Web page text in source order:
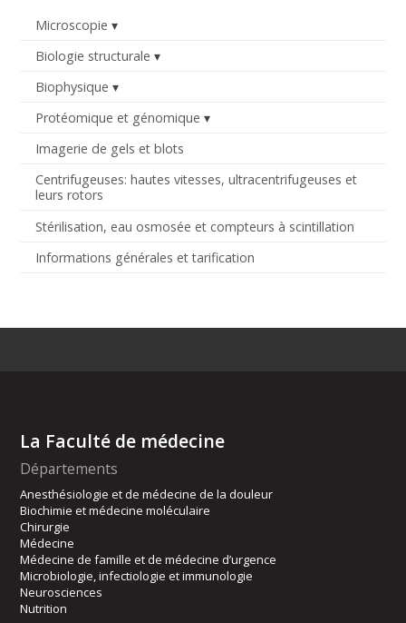
Microscopie
Biologie structurale
Biophysique
Protéomique et génomique
Imagerie de gels et blots
Centrifugeuses: hautes vitesses, ultracentrifugeuses et
leurs rotors
Stérilisation, eau osmosée et compteurs à scintillation
Informations générales et tarification
La Faculté de médecine
Départements
Anesthésiologie et de médecine de la douleur
Biochimie et médecine moléculaire
Chirurgie
Médecine
Médecine de famille et de médecine d’urgence
Microbiologie, infectiologie et immunologie
Neurosciences
Nutrition